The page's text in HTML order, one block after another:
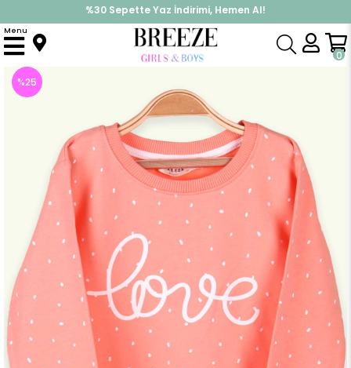
%30 Sepette Yaz İndirimi, Hemen Al!
İndirimlere ek %10 İndirimi Kap, Hemen Üye Ol!
0
Menu
Anasayfa Üst Giyim Sweatshirt Kız Çocuk Sweatshirt Baskılı Puantiyeli Somon (5 Yaş)
%25